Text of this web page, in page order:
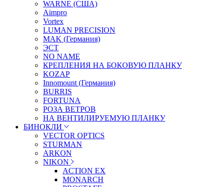
WARNE (США)
Aimpro
Vortex
LUMAN PRECISION
MAK (Германия)
ЭСТ
NO NAME
КРЕПЛЕНИЯ НА БОКОВУЮ ПЛАНКУ
KOZAP
Innomount (Германия)
BURRIS
FORTUNA
РОЗА ВЕТРОВ
НА ВЕНТИЛИРУЕМУЮ ПЛАНКУ
БИНОКЛИ
VECTOR OPTICS
STURMAN
ARKON
NIKON
ACTION EX
MONARCH